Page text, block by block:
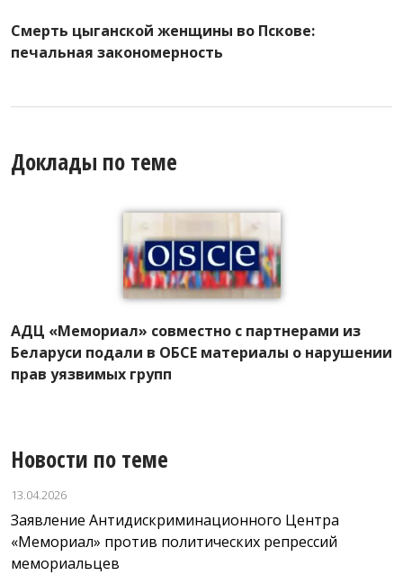
Смерть цыганской женщины во Пскове:
печальная закономерность
Доклады по теме
АДЦ «Мемориал» совместно с партнерами из
Беларуси подали в ОБСЕ материалы о нарушении
прав уязвимых групп
Новости по теме
13.04.2026
Заявление Антидискриминационного Центра
«Мемориал» против политических репрессий
мемориальцев